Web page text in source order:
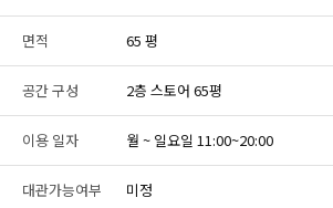
면적 65 평
공간 구성 2층 스토어 65평
이용 일자 월 ~ 일요일 11:00~20:00
대관가능여부 미정